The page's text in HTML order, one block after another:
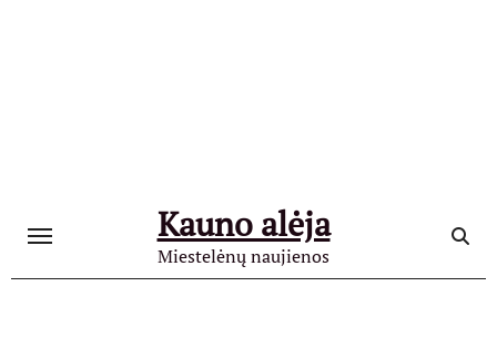
Kauno alėja
Miestelėnų naujienos